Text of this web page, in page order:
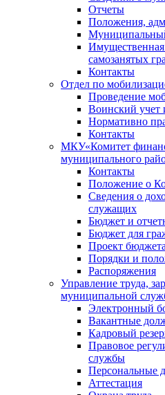
Отчеты
Положения,
самозанятых
Контакты
Отдел по
Проведение
Воинский учет
Нормативно
Контакты
МКУ«Комитет
муниципального
Контакты
Положение о
Сведения о
служащих
Бюджет и
Бюджет для
Проект бюджета
Порядки и
Распоряжения
Управление труда,
муниципальной
Электронный
Вакантные
Кадровый
Правовое
службы
Персональные
Аттестация